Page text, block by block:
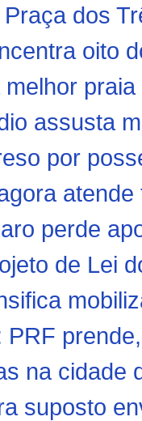
dos
oito
assusta
por
perde
de Lei
PRF
na cidade
suposto